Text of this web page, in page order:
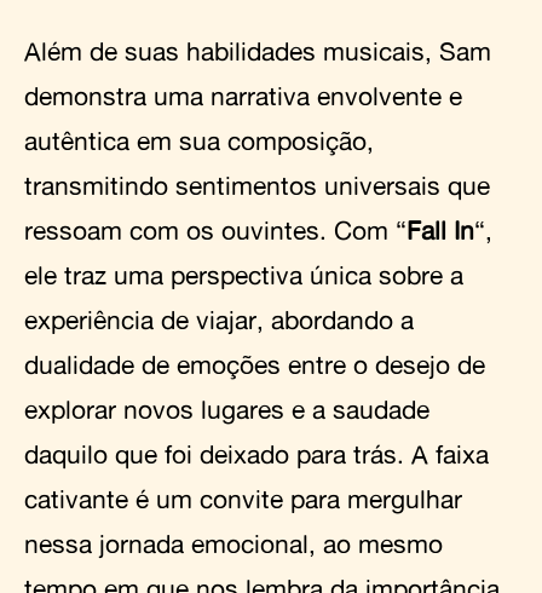
Além de suas habilidades musicais, Sam
demonstra uma narrativa envolvente e
autêntica em sua composição,
transmitindo sentimentos universais que
ressoam com os ouvintes. Com “Fall In“,
ele traz uma perspectiva única sobre a
experiência de viajar, abordando a
dualidade de emoções entre o desejo de
explorar novos lugares e a saudade
daquilo que foi deixado para trás. A faixa
cativante é um convite para mergulhar
nessa jornada emocional, ao mesmo